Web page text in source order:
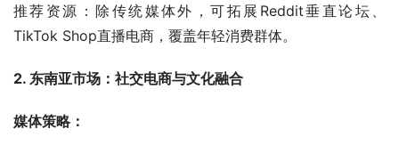
推荐资源：除传统媒体外，可拓展Reddit垂直论坛、
TikTok Shop直播电商，覆盖年轻消费群体。
2. 东南亚市场：社交电商与文化融合
媒体策略：